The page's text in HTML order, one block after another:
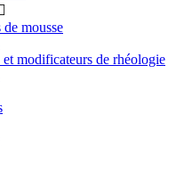

de mousse
et modificateurs de rhéologie